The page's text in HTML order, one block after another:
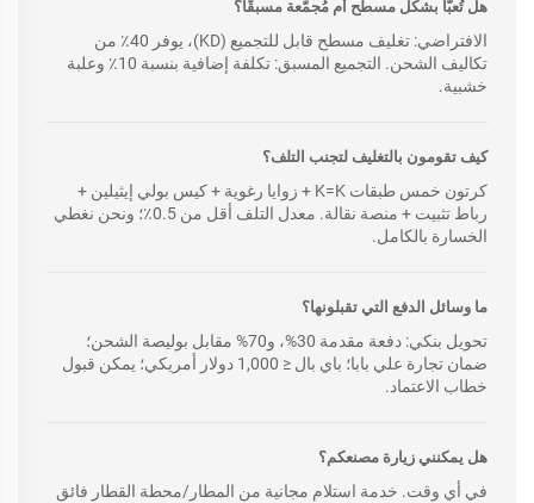
هل تُعبَّأ بشكل مسطّح أم مُجمَّعة مسبقًا؟
الافتراضي: تغليف مسطح قابل للتجميع (KD)، يوفر 40٪ من
تكاليف الشحن. التجميع المسبق: تكلفة إضافية بنسبة 10٪ وعلبة
خشبية.
كيف تقومون بالتغليف لتجنب التلف؟
كرتون خمس طبقات K=K + زوايا رغوية + كيس بولي إيثيلين +
رباط تثبيت + منصة نقالة. معدل التلف أقل من 0.5٪؛ ونحن نغطي
الخسارة بالكامل.
ما وسائل الدفع التي تقبلونها؟
تحويل بنكي: دفعة مقدمة 30%، و70% مقابل بوليصة الشحن؛
ضمان تجارة علي بابا؛ باي بال ≤ 1,000 دولار أمريكي؛ يمكن قبول
خطاب الاعتماد.
هل يمكنني زيارة مصنعكم؟
في أي وقت. خدمة استلام مجانية من المطار/محطة القطار فائق